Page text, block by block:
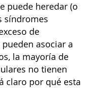
puede heredar (o
síndromes
de
asociar a
la mayoría de
no tienen
claro por qué esta